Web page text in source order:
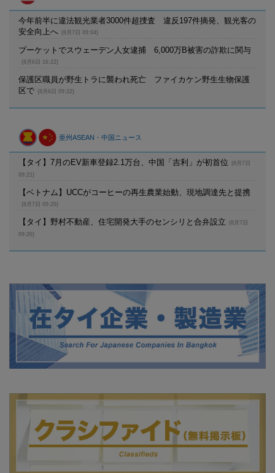
今年前半に違法観光業者3000件超捜査 違反197件摘発、観光客の
安全向上へ
(8月7日 09:04)
プーケットでスウェーデン人女逮捕 6,000万B被害の詐欺に関与
(8月6日 16:22)
保護区職員が野生トラに襲われ死亡 ファイカケン野生生物保護
区で
(8月6日 09:22)
亜州ASEAN・中国ニュース
【タイ】7月のEV新車登録2.1万台、中国「吉利」が初首位
(8月7日
09:21)
【ベトナム】UCCがコーヒーの再生農業始動、現地調達先と提携
(8月7日 09:20)
【タイ】野村不動産、住宅開発大手のセンシリと合弁設立
(8月7日
09:20)